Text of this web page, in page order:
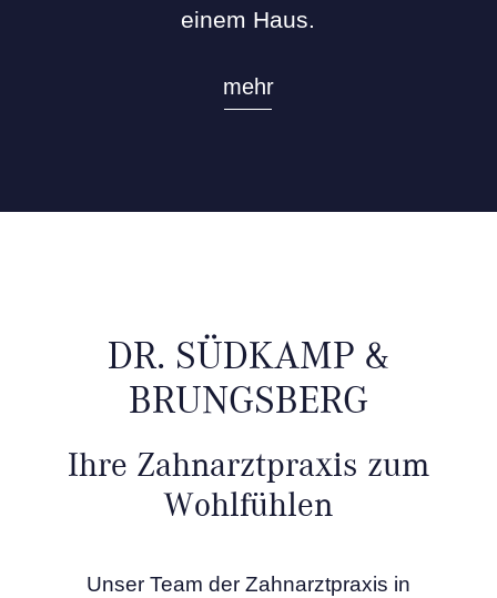
einem Haus.
mehr
DR. SÜDKAMP &
BRUNGSBERG
Ihre Zahnarztpraxis zum
Wohlfühlen
Unser Team der Zahnarztpraxis in